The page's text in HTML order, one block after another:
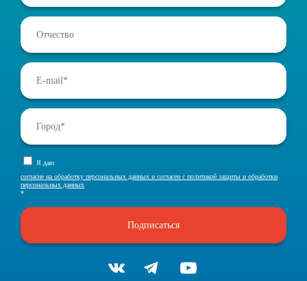
Я даю
согласие на обработку персональных данных и согласен с политикой защиты и обработки
персональных данных
*
Подписаться